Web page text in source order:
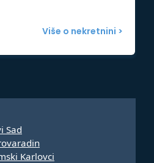
Više o nekretnini >
Sad
Karlovci